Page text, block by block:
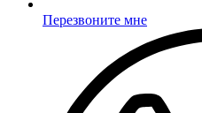
Перезвоните мне